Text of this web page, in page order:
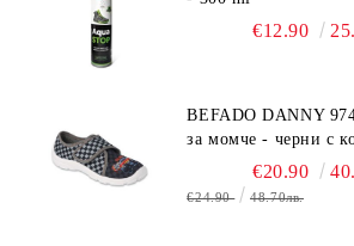
€12.90
BEFADO DANNY
за момче - черни с
€20.90
€24.90 48.70лв.